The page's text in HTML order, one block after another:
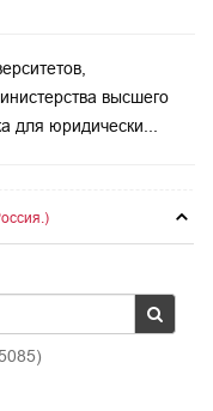
высшего
для юридически...